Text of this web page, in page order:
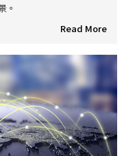
。
Read More